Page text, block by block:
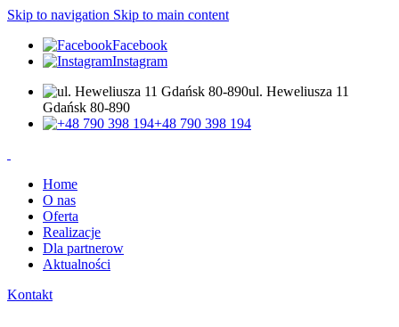
Skip to navigation Skip to main content
Facebook
Instagram
ul. Heweliusza 11
Gdańsk 80-890
+48 790 398 194
Home
O nas
Oferta
Realizacje
Dla partnerow
Aktualności
Kontakt